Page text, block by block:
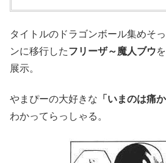
タイトルのドラゴンボール集めそ
ンに移行したフリーザ～魔人ブウ
展示。
やまぴーの大好きな 「いまのは痛
わかってらっしゃる。